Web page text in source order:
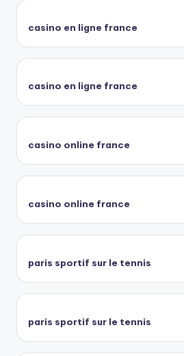
casino en ligne france
casino en ligne france
casino online france
casino online france
paris sportif sur le tennis
paris sportif sur le tennis